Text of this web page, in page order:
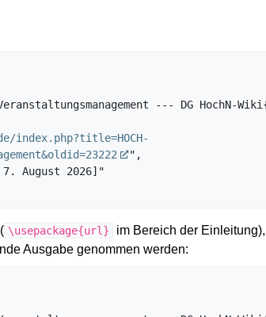
index.php?title=HOCH-
",
\usepackage{url}
im Bereich der
Ausgabe genommen werden: